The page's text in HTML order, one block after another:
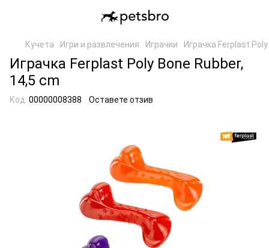
Кучета Игри и развлечения Играчки Играчка Ferplast
Играчка Ferplast Poly Bone Rubber,
14,5 cm
Код: 00000008388 Оставете отзив